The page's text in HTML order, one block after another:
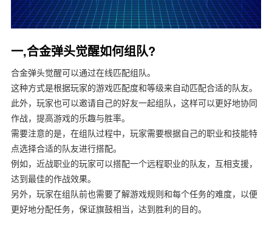
一,合金弹头觉醒如何组队?
合金弹头觉醒可以通过在线匹配组队。
这种方式是根据玩家的游戏匹配度和等级来自动匹配合适的队友。
此外，玩家也可以邀请自己的好友一起组队，这样可以更好地协同
作战，提高游戏的乐趣与胜率。
需要注意的是，在组队过程中，玩家需要根据自己的职业和技能特
点选择合适的队友进行搭配。
例如，近战职业的玩家可以搭配一个远程职业的队友，互相支援，
达到最佳的作战效果。
另外，玩家在组队前也需要了解游戏规则和每个任务的难度，以便
更好地分配任务，保证旗鼓相当，达到胜利的目的。